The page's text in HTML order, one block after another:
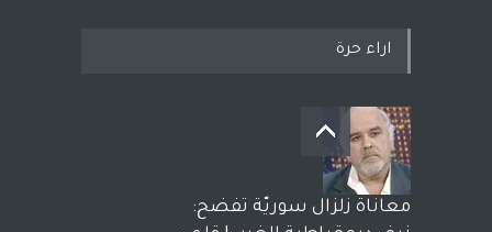
اراء حرة
معاناة زلزال سوريّة تفضح: